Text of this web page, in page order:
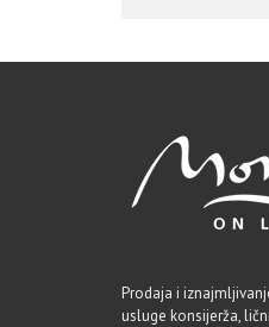
Prodaja i
usluge konsijerža,